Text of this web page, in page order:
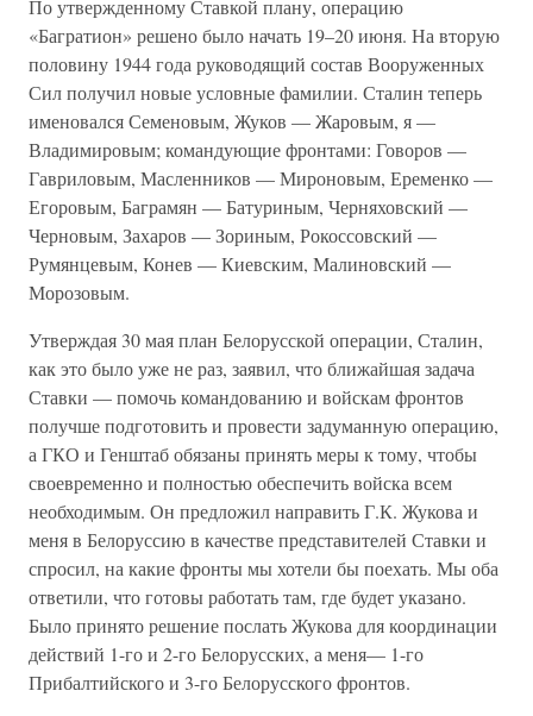
По утвержденному Ставкой плану, операцию
«Багратион» решено было начать 19–20 июня. На вторую
половину 1944 года руководящий состав Вооруженных
Сил получил новые условные фамилии. Сталин теперь
именовался Семеновым, Жуков — Жаровым, я —
Владимировым; командующие фронтами: Говоров —
Гавриловым, Масленников — Мироновым, Еременко —
Егоровым, Баграмян — Батуриным, Черняховский —
Черновым, Захаров — Зориным, Рокоссовский —
Румянцевым, Конев — Киевским, Малиновский —
Морозовым.
Утверждая 30 мая план Белорусской операции, Сталин,
как это было уже не раз, заявил, что ближайшая задача
Ставки — помочь командованию и войскам фронтов
получше подготовить и провести задуманную операцию,
а ГКО и Генштаб обязаны принять меры к тому, чтобы
своевременно и полностью обеспечить войска всем
необходимым. Он предложил направить Г.К. Жукова и
меня в Белоруссию в качестве представителей Ставки и
спросил, на какие фронты мы хотели бы поехать. Мы оба
ответили, что готовы работать там, где будет указано.
Было принято решение послать Жукова для координации
действий 1-го и 2-го Белорусских, а меня— 1-го
Прибалтийского и 3-го Белорусского фронтов.